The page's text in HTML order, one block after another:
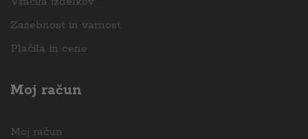
Zasebnost in varnost
Plačila in cene
Moj račun
Moj račun